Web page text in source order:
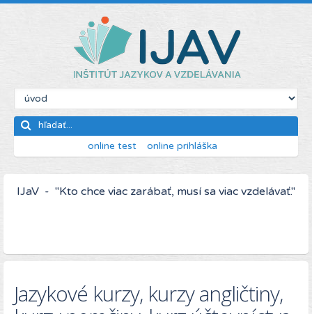
online test online prihláška
IJaV - "Kto chce viac zarábať, musí sa viac vzdelávať."
Jazykové kurzy, kurzy angličtiny,